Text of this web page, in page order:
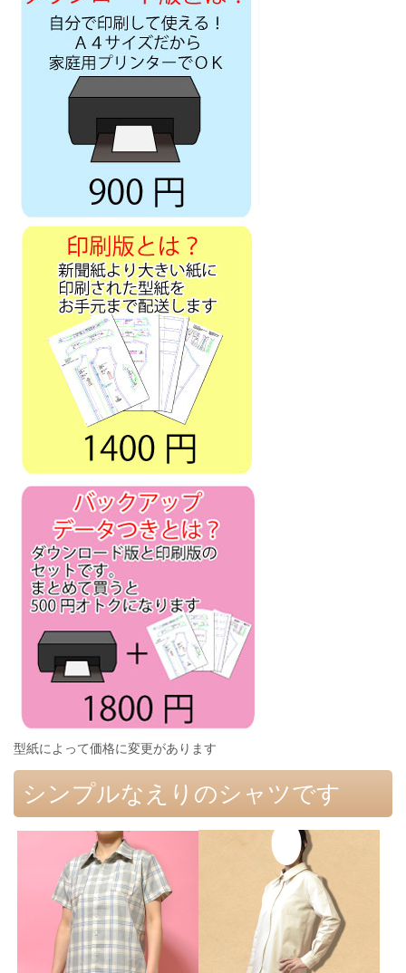
型紙によって価格に変更があります
シンプルなえりのシャツです